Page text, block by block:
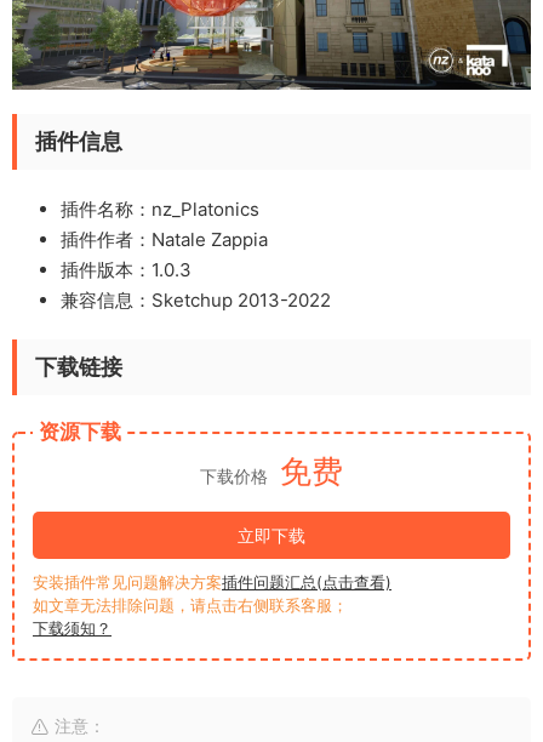
插件信息
插件名称：nz_Platonics
插件作者：Natale Zappia
插件版本：1.0.3
兼容信息：Sketchup 2013-2022
下载链接
资源下载
下载价格 免费
立即下载
安装插件常见问题解决方案插件问题汇总(点击查看)
如文章无法排除问题，请点击右侧联系客服；
下载须知？
注意：